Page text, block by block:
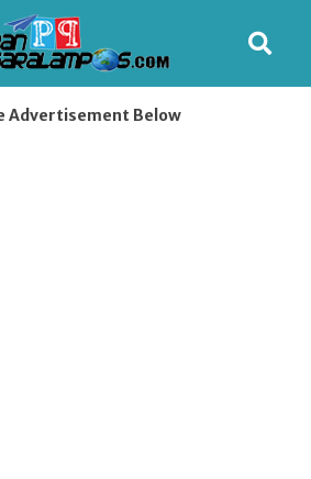
Advertisement Below